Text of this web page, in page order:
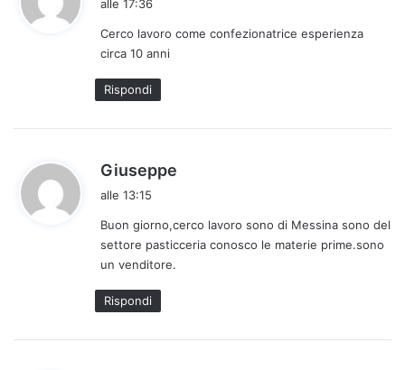
e
alle 17:36
Cerco lavoro come confezionatrice esperienza
circa 10 anni
Rispondi
Giuseppe
e
t
alle 13:15
Buon giorno,cerco lavoro sono di Messina sono del
settore pasticceria conosco le materie prime.sono
un venditore.
Rispondi